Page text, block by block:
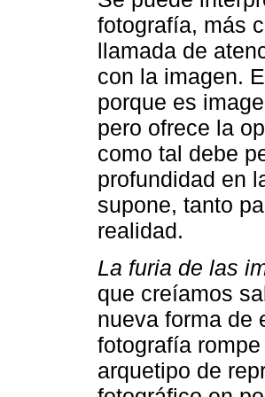
fotografía, más
llamada de
con la imagen.
porque es
pero ofrece la
como tal debe
profundidad en
supone, tanto
realidad.
La furia de las
que creíamos
nueva forma de
fotografía
arquetipo de